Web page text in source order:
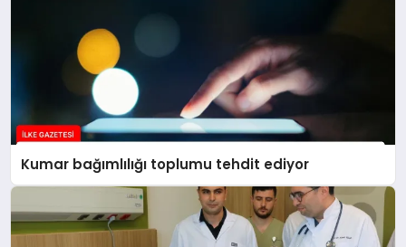
Kumar bağımlılığı toplumu tehdit ediyor